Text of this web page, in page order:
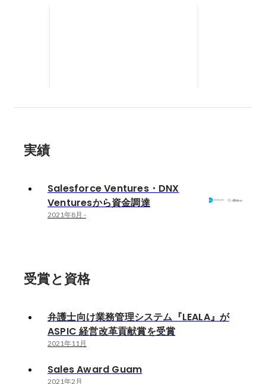
実績
Salesforce Ventures・DNX
Venturesから資金調達
2021年8月 -
受賞と資格
弁護士向け業務管理システム『LEALA』が
ASPIC 経営改革貢献賞を受賞
2021年11月
Sales Award Guam
2021年2月